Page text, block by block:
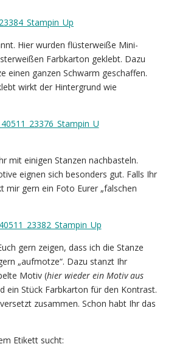
Hier wurden flüsterweiße Mini-
Farbkarton geklebt. Dazu
einen ganzen Schwarm geschaffen.
wirkt der Hintergrund wie
mit einigen Stanzen nachbasteln.
eignen sich besonders gut. Falls Ihr
mir gern ein Foto Eurer „falschen
gern zeigen, dass ich die Stanze
„aufmotze“. Dazu stanzt Ihr
Motiv (hier wieder ein Motiv aus
ein Stück Farbkarton für den Kontrast.
zusammen. Schon habt Ihr das
Etikett sucht: